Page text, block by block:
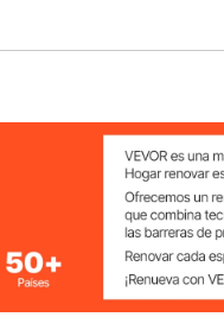
100 libras / 45 kg
≥ 115°